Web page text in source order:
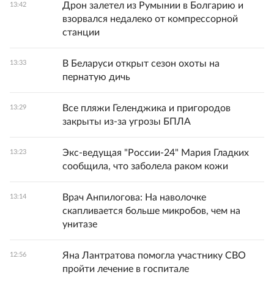
13:42
Дрон залетел из Румынии в Болгарию и
взорвался недалеко от компрессорной
станции
13:33
В Беларуси открыт сезон охоты на
пернатую дичь
13:29
Все пляжи Геленджика и пригородов
закрыты из-за угрозы БПЛА
13:23
Экс-ведущая "России-24" Мария Гладких
сообщила, что заболела раком кожи
13:14
Врач Анпилогова: На наволочке
скапливается больше микробов, чем на
унитазе
12:56
Яна Лантратова помогла участнику СВО
пройти лечение в госпитале